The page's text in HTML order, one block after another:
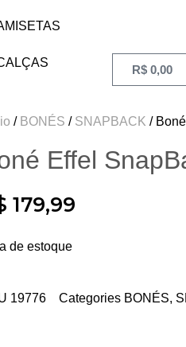
R$ 0,00
BONÉS SNAPBACK
Effel
179,99
de estoque
19776 Categories BONÉS,